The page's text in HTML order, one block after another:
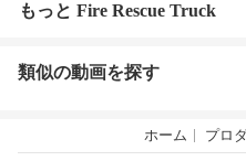
もっと Fire Rescue Truck
類似の動画を探す
ホーム プロ